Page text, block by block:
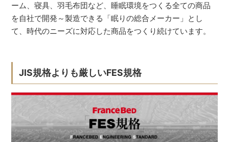
ーム、寝具、羽毛布団など、睡眠環境をつくる全ての商品
を自社で開発～製造できる「眠りの総合メーカー」とし
て、時代のニーズに対応した商品をつくり続けています。
JIS規格よりも厳しいFES規格